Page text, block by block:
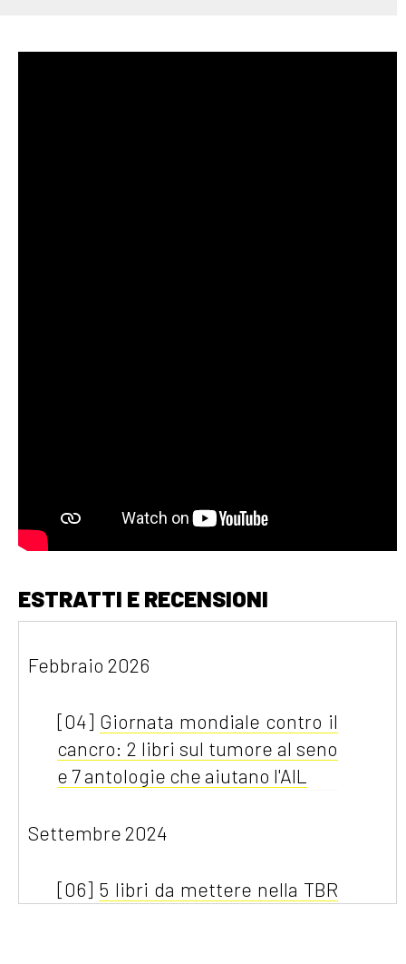
ESTRATTI E RECENSIONI
Febbraio 2026
[04] Giornata mondiale contro il
cancro: 2 libri sul tumore al seno
e 7 antologie che aiutano l'AIL
Settembre 2024
[06] 5 libri da mettere nella TBR